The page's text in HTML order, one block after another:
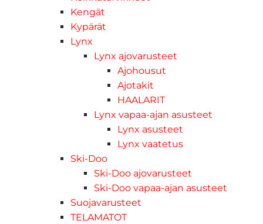
Kengät
Kypärät
Lynx
Lynx ajovarusteet
Ajohousut
Ajotakit
HAALARIT
Lynx vapaa-ajan asusteet
Lynx asusteet
Lynx vaatetus
Ski-Doo
Ski-Doo ajovarusteet
Ski-Doo vapaa-ajan asusteet
Suojavarusteet
TELAMATOT